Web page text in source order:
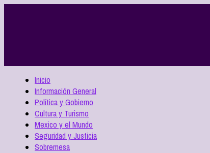
Inicio
Información General
Política y Gobierno
Cultura y Turismo
Mexico y el Mundo
Seguridad y Justicia
Sobremesa